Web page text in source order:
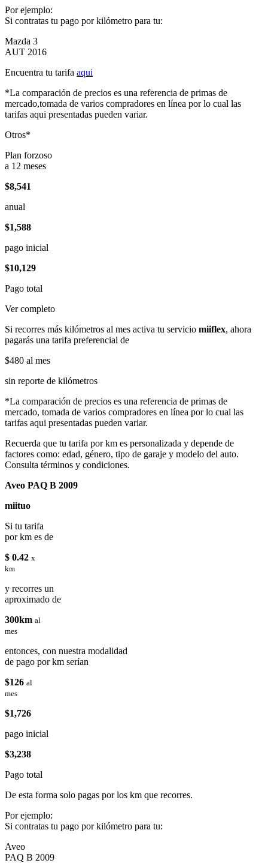
Por ejemplo:
Si contratas tu pago por kilómetro para tu:
Mazda 3
AUT 2016
Encuentra tu tarifa aqui
*La comparación de precios es una referencia de primas de
mercado,tomada de varios compradores en línea por lo cual las
tarifas aqui presentadas pueden variar.
Otros*
Plan forzoso
a 12 meses
$8,541
anual
$1,588
pago inicial
$10,129
Pago total
Ver completo
Si recorres más kilómetros al mes activa tu servicio miiflex, ahora
pagarás una tarifa preferencial de
$480 al mes
sin reporte de kilómetros
*La comparación de precios es una referencia de primas de
mercado, tomada de varios compradores en línea por lo cual las
tarifas aqui presentadas pueden variar.
Recuerda que tu tarifa por km es personalizada y depende de
factores como: edad, género, tipo de garaje y modelo del auto.
Consulta términos y condiciones.
Aveo PAQ B 2009
miituo
Si tu tarifa
por km es de
$ 0.42 x
km
y recorres un
aproximado de
300km al
mes
entonces, con nuestra modalidad
de pago por km serían
$126 al
mes
$1,726
pago inicial
$3,238
Pago total
De esta forma solo pagas por los km que recorres.
Por ejemplo:
Si contratas tu pago por kilómetro para tu:
Aveo
PAQ B 2009